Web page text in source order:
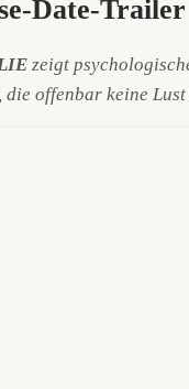
Date-Trailer
zeigt
offenbar keine